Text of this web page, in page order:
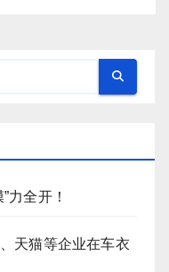
力全开！
天猫等企业在车衣